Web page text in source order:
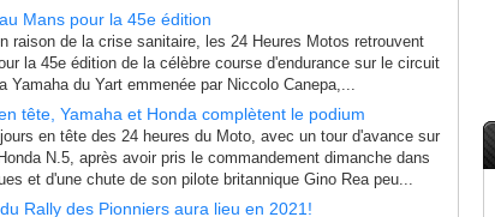
Mans pour la 45e édition
raison de la crise sanitaire, les 24 Heures Motos retrouvent
la 45e édition de la célèbre course d'endurance sur le circuit
du Yart emmenée par Niccolo Canepa,...
tête, Yamaha et Honda complètent le podium
en tête des 24 heures du Moto, avec un tour d'avance sur
N.5, après avoir pris le commandement dimanche dans
et d'une chute de son pilote britannique Gino Rea peu...
Rally des Pionniers aura lieu en 2021!